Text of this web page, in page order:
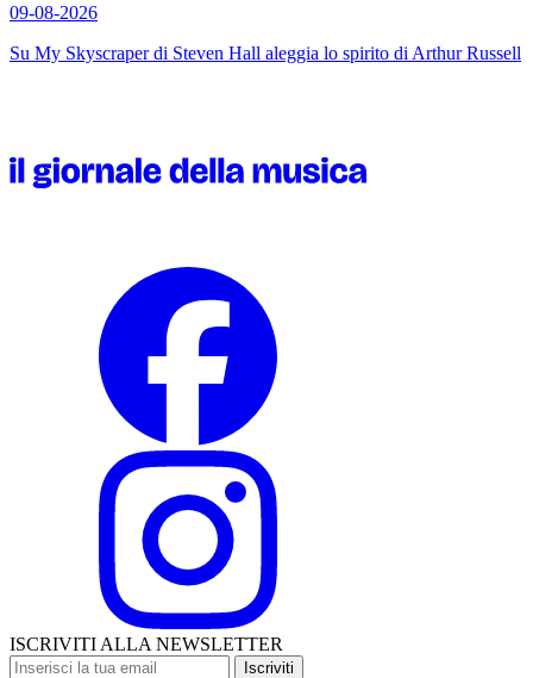
09-08-2026
Su My Skyscraperdi Steven Hall aleggia lo spirito di Arthur Russell
ISCRIVITI ALLA NEWSLETTER
Iscriviti